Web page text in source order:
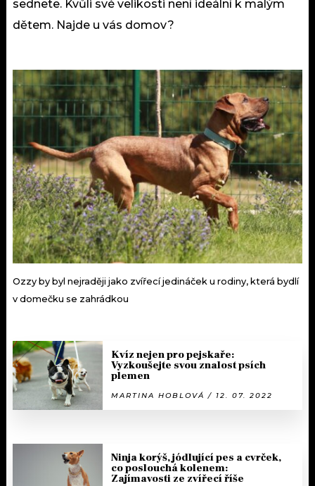
sednete. Kvůli své velikosti není ideální k malým
dětem. Najde u vás domov?
Ozzy by byl nejraději jako zvířecí jedináček u rodiny, která bydlí
v domečku se zahrádkou
Kvíz nejen pro pejskaře:
Vyzkoušejte svou znalost psích
plemen
MARTINA HOBLOVÁ / 12. 07. 2022
Ninja korýš, jódlující pes a cvrček,
co poslouchá kolenem:
Zajímavosti ze zvířecí říše